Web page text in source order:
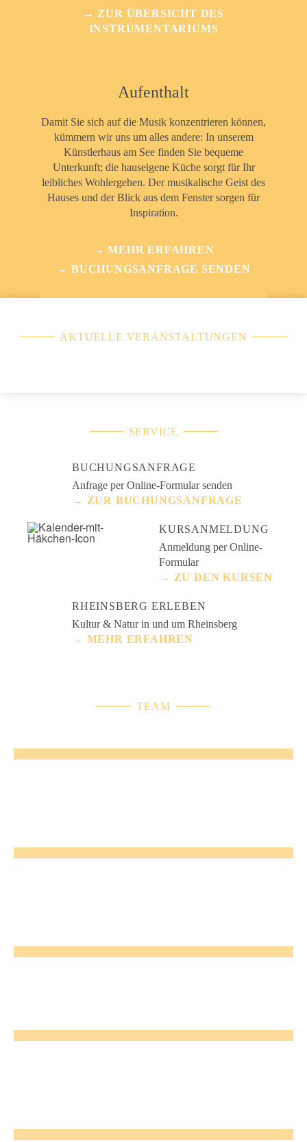
→ ZUR ÜBERSICHT DES
INSTRUMENTARIUMS
Aufenthalt
Damit Sie sich auf die Musik konzentrieren können,
kümmern wir uns um alles andere: In unserem
Künstlerhaus am See finden Sie bequeme
Unterkunft; die hauseigene Küche sorgt für Ihr
leibliches Wohlergehen. Der musikalische Geist des
Hauses und der Blick aus dem Fenster sorgen für
Inspiration.
→ MEHR ERFAHREN
→ BUCHUNGSANFRAGE SENDEN
AKTUELLE VERANSTALTUNGEN
SERVICE
BUCHUNGSANFRAGE
Anfrage per Online-Formular senden
→ ZUR BUCHUNGSANFRAGE
KURSANMELDUNG
Anmeldung per Online-
Formular
→ ZU DEN KURSEN
RHEINSBERG ERLEBEN
Kultur & Natur in und um Rheinsberg
→ MEHR ERFAHREN
TEAM